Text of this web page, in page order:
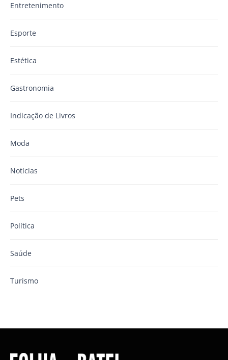
Entretenimento
Esporte
Estética
Gastronomia
Indicação de Livros
Moda
Notícias
Pets
Política
Saúde
Turismo